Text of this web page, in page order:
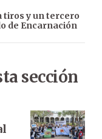
tiros y un tercero
de Encarnación
sección